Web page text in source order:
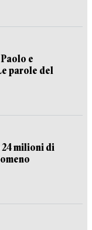
e
parole del
24 milioni di